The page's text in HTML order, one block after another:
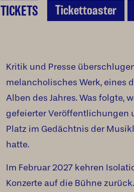
TICKETS Tickettoaster
Kritik und Presse
melancholisches Werk, eines
Alben des Jahres. Was folgte,
gefeierter Veröffentlichungen
Platz im Gedächtnis der
hatte.
Im Februar 2027 kehren
Konzerte auf die Bühne